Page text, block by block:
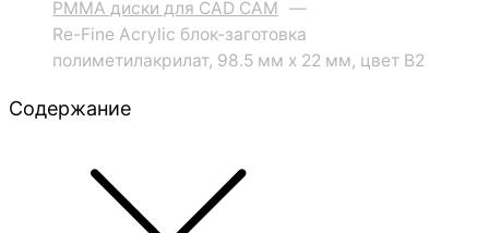
PMMA диски для CAD CAM —
Re-Fine Acrylic блок-заготовка
полиметилакрилат, 98.5 мм x 22 мм, цвет B2
Содержание